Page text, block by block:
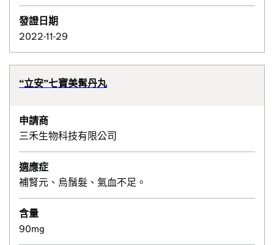
發證日期
2022-11-29
“立安”七寶美髯丹丸
申請商
三禾生物科技有限公司
適應症
補腎元、烏鬚髮、氣血不足。
含量
90mg